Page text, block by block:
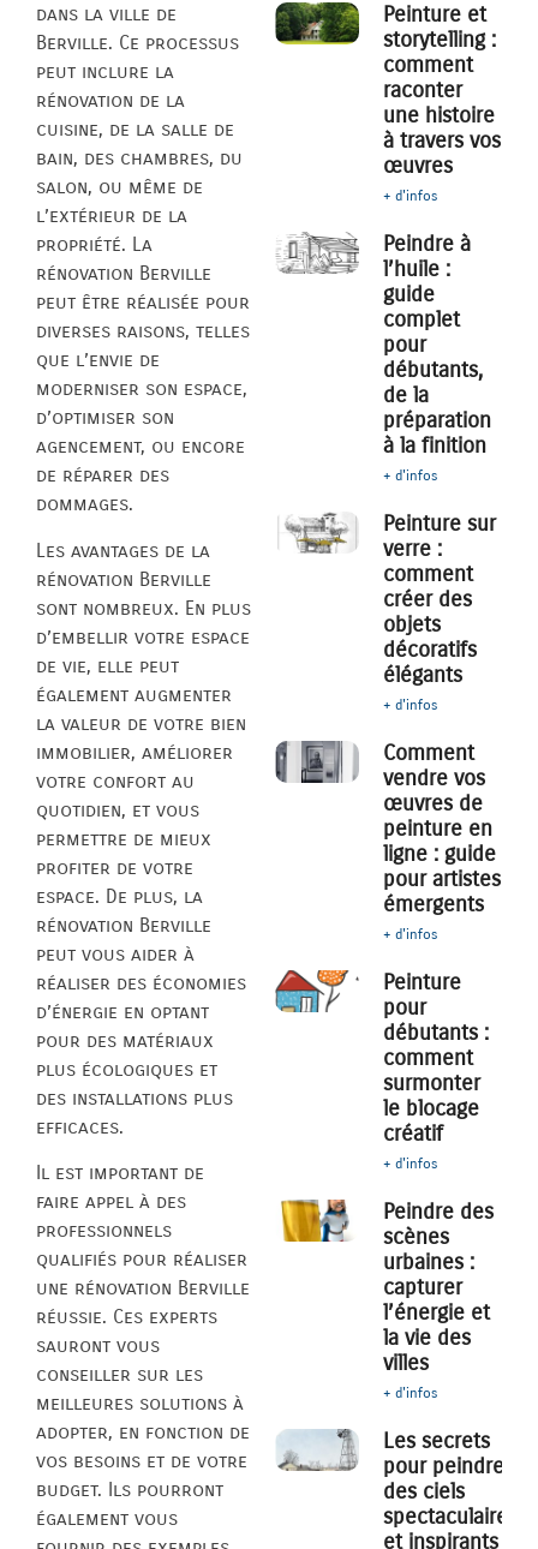
dans la ville de
Berville. Ce processus
peut inclure la
rénovation de la
cuisine, de la salle de
bain, des chambres, du
salon, ou même de
l’extérieur de la
propriété. La
rénovation Berville
peut être réalisée pour
diverses raisons, telles
que l’envie de
moderniser son espace,
d’optimiser son
agencement, ou encore
de réparer des
dommages.
Les avantages de la
rénovation Berville
sont nombreux. En plus
d’embellir votre espace
de vie, elle peut
également augmenter
la valeur de votre bien
immobilier, améliorer
votre confort au
quotidien, et vous
permettre de mieux
profiter de votre
espace. De plus, la
rénovation Berville
peut vous aider à
réaliser des économies
d’énergie en optant
pour des matériaux
plus écologiques et
des installations plus
efficaces.
Il est important de
faire appel à des
professionnels
qualifiés pour réaliser
une rénovation Berville
réussie. Ces experts
sauront vous
conseiller sur les
meilleures solutions à
adopter, en fonction de
vos besoins et de votre
budget. Ils pourront
également vous
Peinture et
storytelling :
comment
raconter
une histoire
à travers vos
œuvres
+ d'infos
Peindre à
l’huile :
guide
complet
pour
débutants,
de la
préparation
à la finition
+ d'infos
Peinture sur
verre :
comment
créer des
objets
décoratifs
élégants
+ d'infos
Comment
vendre vos
œuvres de
peinture en
ligne : guide
pour artistes
émergents
+ d'infos
Peinture
pour
débutants :
comment
surmonter
le blocage
créatif
+ d'infos
Peindre des
scènes
urbaines :
capturer
l’énergie et
la vie des
villes
+ d'infos
Les secrets
pour peindre
des ciels
spectaculaires
et inspirants